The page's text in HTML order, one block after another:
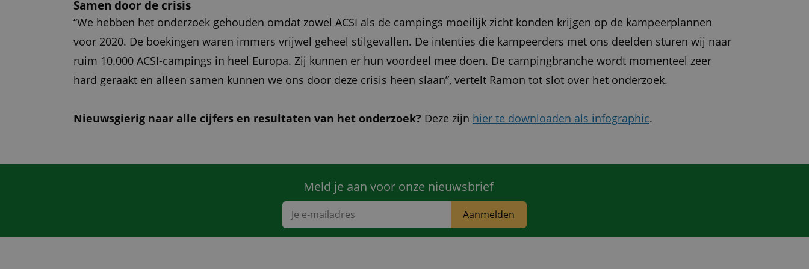
Samen door de crisis
“We hebben het onderzoek gehouden omdat zowel ACSI als de campings moeilijk zicht konden krijgen op de kampeerplannen
voor 2020. De boekingen waren immers vrijwel geheel stilgevallen. De intenties die kampeerders met ons deelden sturen wij naar
ruim 10.000 ACSI-campings in heel Europa. Zij kunnen er hun voordeel mee doen. De campingbranche wordt momenteel zeer
hard geraakt en alleen samen kunnen we ons door deze crisis heen slaan”, vertelt Ramon tot slot over het onderzoek.
Nieuwsgierig naar alle cijfers en resultaten van het onderzoek? Deze zijn hier te downloaden als infographic.
Meld je aan voor onze nieuwsbrief
Aanmelden